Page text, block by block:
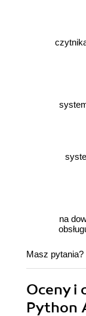
na
Masz pytania?
Oceny i
Python